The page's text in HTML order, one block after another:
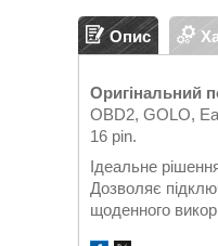
Опис
Оригінальний
OBD2, GOLO,
16 pin.
Ідеальне
Дозволяє
щоденного